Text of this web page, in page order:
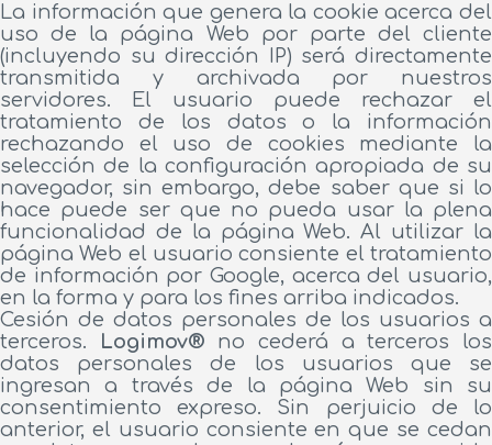
La información que genera la cookie acerca del
uso de la página Web por parte del cliente
(incluyendo su dirección IP) será directamente
transmitida y archivada por nuestros
servidores. El usuario puede rechazar el
tratamiento de los datos o la información
rechazando el uso de cookies mediante la
selección de la configuración apropiada de su
navegador, sin embargo, debe saber que si lo
hace puede ser que no pueda usar la plena
funcionalidad de la página Web. Al utilizar la
página Web el usuario consiente el tratamiento
de información por Google, acerca del usuario,
en la forma y para los fines arriba indicados.
Cesión de datos personales de los usuarios a
terceros.
Logimov® no cederá a terceros los
datos personales de los usuarios que se
ingresan a través de la página Web sin su
consentimiento expreso. Sin perjuicio de lo
anterior, el usuario consiente en que se cedan